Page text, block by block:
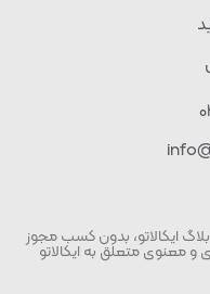
ایکالاتو، بدون کسب مجوز
متعلق به ایکالاتو